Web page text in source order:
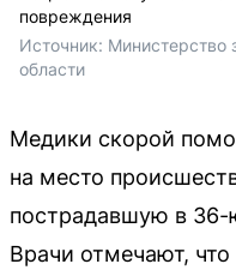
повреждения
Источник: Министерство
области
Медики скорой
на место
пострадавшую в 36-
Врачи отмечают,